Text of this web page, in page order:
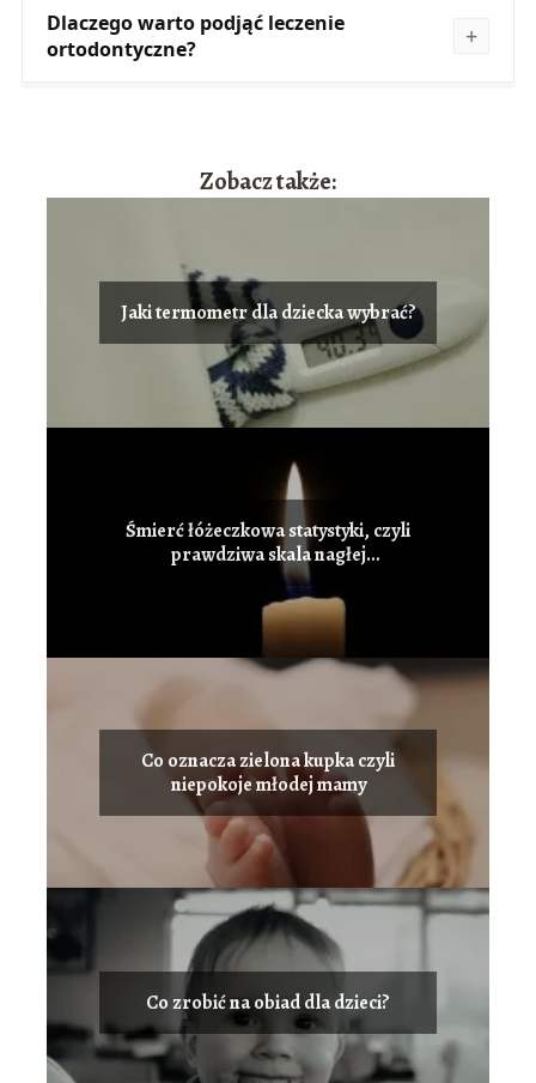
Dlaczego warto podjąć leczenie
ortodontyczne?
Zobacz także:
Jaki termometr dla dziecka wybrać?
Śmierć łóżeczkowa statystyki, czyli
prawdziwa skala nagłej
umieralności niemowląt
Co oznacza zielona kupka czyli
niepokoje młodej mamy
Co zrobić na obiad dla dzieci?